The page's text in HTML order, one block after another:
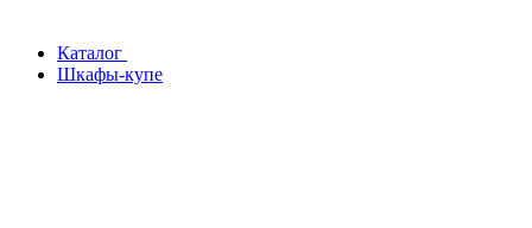
Каталог
Шкафы-купе